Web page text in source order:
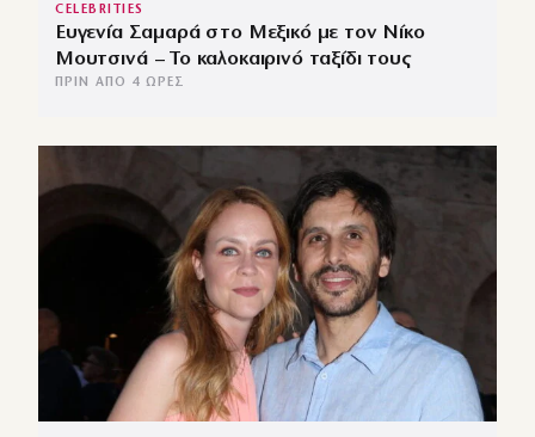
CELEBRITIES
Ευγενία Σαμαρά στο Μεξικό με τον Νίκο
Μουτσινά – Το καλοκαιρινό ταξίδι τους
ΠΡΙΝ ΑΠΌ 4 ΏΡΕΣ